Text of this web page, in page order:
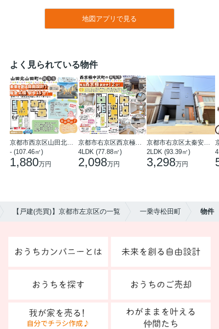
地図アプリで見る
よく見られている物件
- (107.46㎡)
1,880万円
4LDK (77.88㎡)
2,098万円
2LDK (93.39㎡)
3,298万円
【戸建(売買)】京都市左京区の一覧 一乗寺松田町 物件